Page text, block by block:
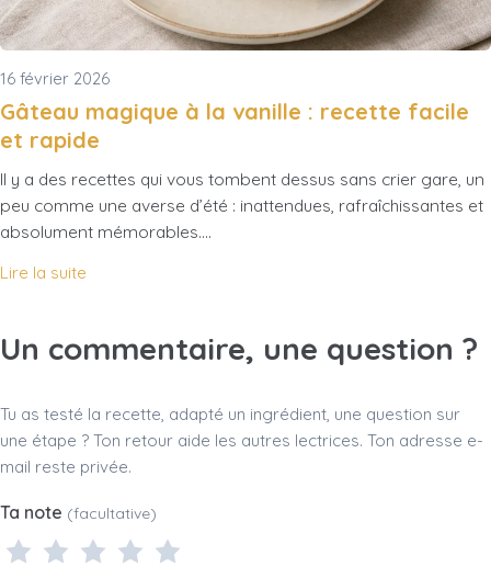
16 février 2026
Gâteau magique à la vanille : recette facile
et rapide
Il y a des recettes qui vous tombent dessus sans crier gare, un
peu comme une averse d’été : inattendues, rafraîchissantes et
absolument mémorables.…
Lire la suite
Un commentaire, une question ?
Tu as testé la recette, adapté un ingrédient, une question sur
une étape ? Ton retour aide les autres lectrices. Ton adresse e-
mail reste privée.
Ta note (facultative)